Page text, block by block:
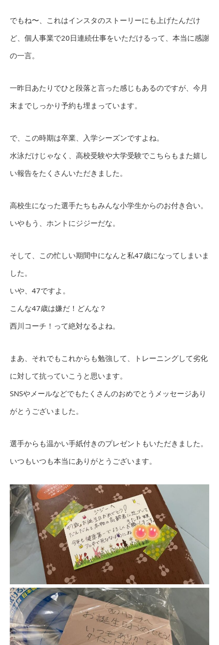
でもね〜、これはインスタのストーリーにも上げたんだけ
ど、個人事業で20日連続仕事をいただけるって、本当に感謝
の一言。
一昨日あたりでひと段落と言った感じもあるのですが、今月
末までしっかり予約も埋まっています。
で、この時期は卒業、入学シーズンですよね。
水泳だけじゃなく、高校受験や大学受験でこちらもまた嬉し
い報告をたくさんいただきました。
高校生になった選手たちもみんな小学生からのお付き合い。
いやもう、ホントにジジーだな。
そして、この忙しい期間中になんと私47歳になってしまいま
した。
いや、47ですよ。
こんな47歳は嫌だ！どんな？
西川コーチ！って絶対なるよね。
まあ、それでもこれからも勉強して、トレーニングして劣化
に対して抗っていこうと思います。
SNSやメールなどでもたくさんのおめでとうメッセージあり
がとうございました。
選手からも温かい手紙付きのプレゼントもいただきました。
いつもいつも本当にありがとうございます。